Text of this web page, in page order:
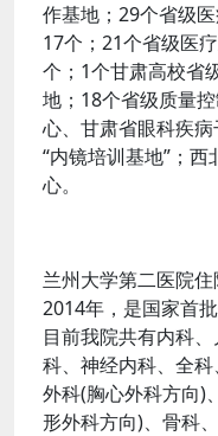
作基地；29个省级
17个；21个省级医
个；1个甘肃高校省
地；18个省级质量
心、甘肃省眼科疾
“内镜培训基地”；
心。
兰州大学第二医院
2014年，是国家首
目前我院共有内科
科、神经内科、全科
外科(胸心外科方向)
形外科方向)、骨科